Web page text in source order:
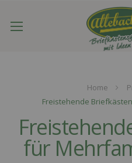
Home
Freistehende
für